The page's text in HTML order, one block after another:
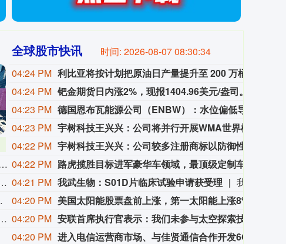
全球股市快讯 时间: 2026-08-07 08:30:36
04:24 PM
04:24 PM
04:23 PM
04:23 PM
04:22 PM
04:22 PM
04:21 PM 我武生物：S01D片临床试验申请获受理
04:20 PM
04:20 PM
04:20 PM